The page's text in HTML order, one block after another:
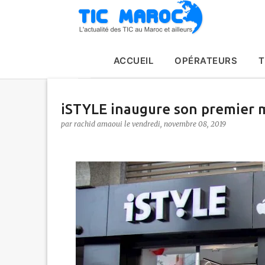
ACCUEIL OPÉRATEURS
iSTYLE inaugure son premier
par rachid amaoui le vendredi, novembre 08, 2019